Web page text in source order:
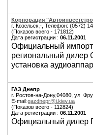
Корпорация
г. Козельск,-, Телефон: (0572)
(Показов всего - 171812)
Дата регистрации : 06.11.2001
Официальный
региональный
установка
ГАЗ Днепр
г. Ростов-на-Дону,04080, ул.
E-mail:gazdnepr@i.kiev.ua
(Показов всего - 112824)
Дата регистрации : 06.11.2001
Официальный дилер